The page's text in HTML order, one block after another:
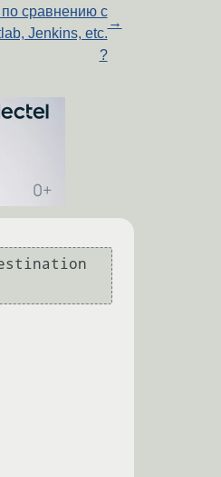
по сравнению с
Jenkins, etc.
?
→